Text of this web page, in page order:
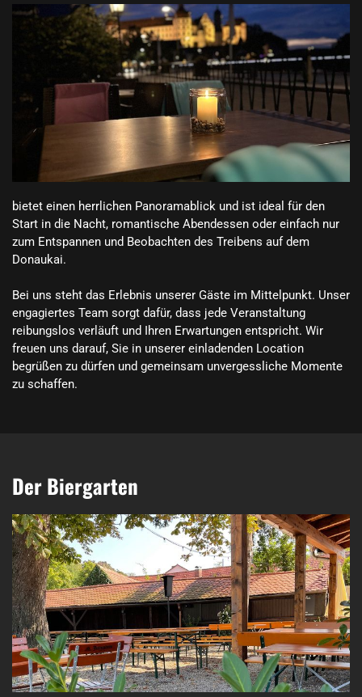
bietet einen herrlichen Panoramablick und ist ideal für den
Start in die Nacht, romantische Abendessen oder einfach nur
zum Entspannen und Beobachten des Treibens auf dem
Donaukai.
Bei uns steht das Erlebnis unserer Gäste im Mittelpunkt. Unser
engagiertes Team sorgt dafür, dass jede Veranstaltung
reibungslos verläuft und Ihren Erwartungen entspricht. Wir
freuen uns darauf, Sie in unserer einladenden Location
begrüßen zu dürfen und gemeinsam unvergessliche Momente
zu schaffen.
Der Biergarten